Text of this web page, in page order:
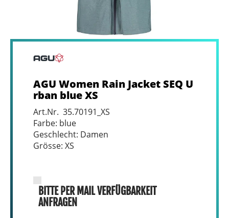
AGU Women Rain Jacket SEQ U
rban blue XS
Art.Nr. 35.70191_XS
Farbe: blue
Geschlecht: Damen
Grösse: XS
BITTE PER MAIL VERFÜGBARKEIT
ANFRAGEN